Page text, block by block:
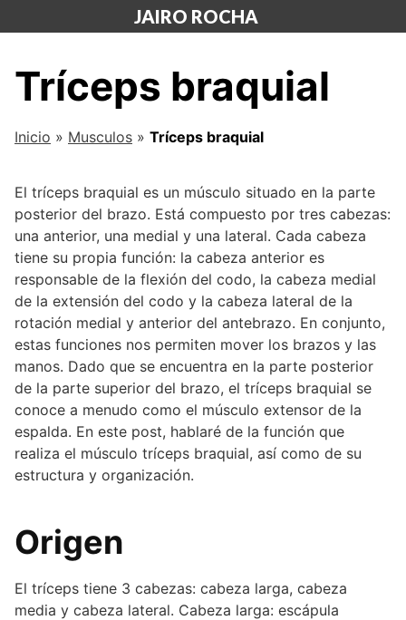
al
JAIRO ROCHA
Tríceps braquial
Inicio » Musculos » Tríceps braquial
El tríceps braquial es un músculo situado en la parte
posterior del brazo. Está compuesto por tres cabezas:
una anterior, una medial y una lateral. Cada cabeza
tiene su propia función: la cabeza anterior es
responsable de la flexión del codo, la cabeza medial
de la extensión del codo y la cabeza lateral de la
rotación medial y anterior del antebrazo. En conjunto,
estas funciones nos permiten mover los brazos y las
manos. Dado que se encuentra en la parte posterior
de la parte superior del brazo, el tríceps braquial se
conoce a menudo como el músculo extensor de la
espalda. En este post, hablaré de la función que
realiza el músculo tríceps braquial, así como de su
estructura y organización.
Origen
El tríceps tiene 3 cabezas: cabeza larga, cabeza
media y cabeza lateral. Cabeza larga: escápula